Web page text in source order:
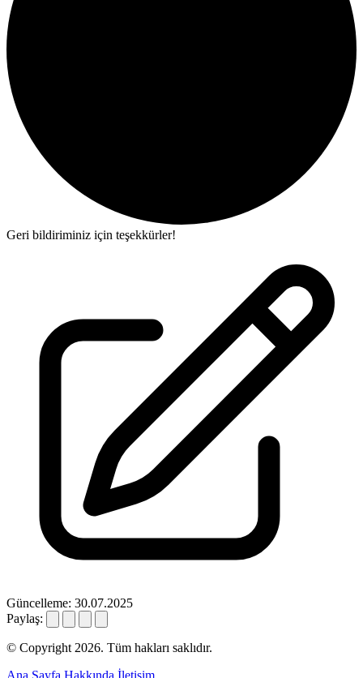
Geri bildiriminiz için teşekkürler!
Güncelleme: 30.07.2025
Paylaş:
© Copyright 2026. Tüm hakları saklıdır.